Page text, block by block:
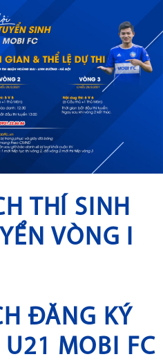
THÍ SINH
VÒNG I
ĐĂNG KÝ
U21 MOBI FC